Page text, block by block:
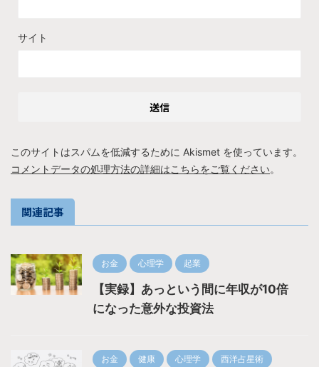
サイト
このサイトはスパムを低減するために Akismet を使っています。
コメントデータの処理方法の詳細はこちらをご覧ください。
関連記事
お金 心理学 起業
【実録】あっという間に年収が10倍
になった意外な投資法
お金 健康 心理学 西洋占星術